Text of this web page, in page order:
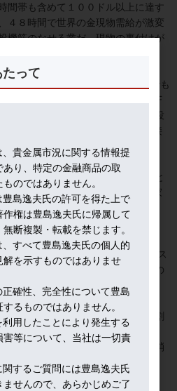
間帯も含めて１００ドル以上に達す
４８時間で世界の金現物需給が激変
機筋のなせる業だ。現物の裏付けが
を主導する。危うい地合いである。
、値固めが必要。３,０００ドルでも
れは、ホンモノと言えよう。金ETF
基金など長期保有者以外に、短期投
ている。これは、金ETF上場に直接
定していない展開だ。よく報道で、
価格上昇の理由と指摘されるが、
ギーのマグマが市場の底流で沸々と
ぶ。もちろん、金ETFが、金投資家
負しているが。
米経済指標。
比で０．５％低下、つまりマイナス
ことであった。０９年１２月以降の
売売上高が事前予測（０．３％↑）
込み需要が限定的で、米経済の７割
ていると米債券市場では評価され
ルマートによれば、今月下旬から消
の見解を示している。現場からの、
って
貴金属市況に関する情報提
り、特定の金融商品の取
のではありません。
島逸夫氏の許可を得た上で
権は豊島逸夫氏に帰属して
断複製・転載を禁じます。
すべて豊島逸夫氏の個人的
解を示すものではありませ
確性、完全性について豊島
るものではありません。
用したことにより発生する
等について、当社は一切責
するご質問には豊島逸夫氏
せんので、あらかじめご了